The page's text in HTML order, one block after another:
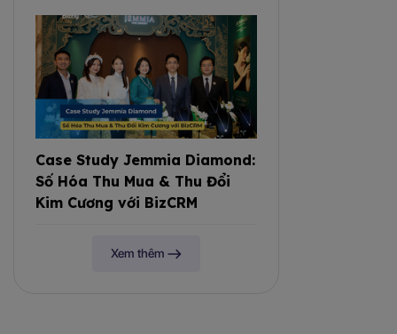
Case Study Jemmia Diamond:
Số Hóa Thu Mua & Thu Đổi
Kim Cương với BizCRM
Xem thêm